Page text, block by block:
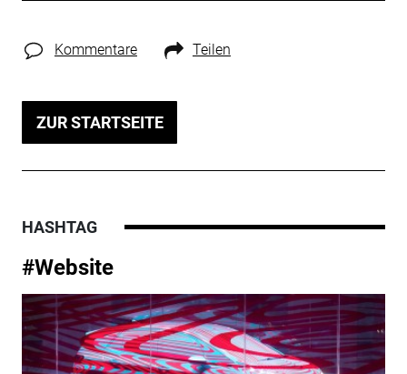
Kommentare Teilen
ZUR STARTSEITE
HASHTAG
#Website